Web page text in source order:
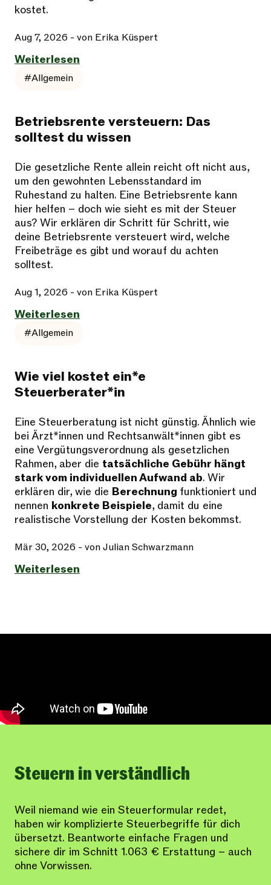
kostet.
Aug 7, 2026 - von Erika Küspert
Weiterlesen
#Allgemein
Betriebsrente versteuern: Das
solltest du wissen
Die gesetzliche Rente allein reicht oft nicht aus,
um den gewohnten Lebensstandard im
Ruhestand zu halten. Eine Betriebsrente kann
hier helfen – doch wie sieht es mit der Steuer
aus? Wir erklären dir Schritt für Schritt, wie
deine Betriebsrente versteuert wird, welche
Freibeträge es gibt und worauf du achten
solltest.
Aug 1, 2026 - von Erika Küspert
Weiterlesen
#Allgemein
Wie viel kostet ein*e
Steuerberater*in
Eine Steuerberatung ist nicht günstig. Ähnlich wie
bei Ärzt*innen und Rechtsanwält*innen gibt es
eine Vergütungsverordnung als gesetzlichen
Rahmen, aber die tatsächliche Gebühr hängt
stark vom individuellen Aufwand ab. Wir
erklären dir, wie die Berechnung funktioniert und
nennen konkrete Beispiele, damit du eine
realistische Vorstellung der Kosten bekommst.
Mär 30, 2026 - von Julian Schwarzmann
Weiterlesen
Steuern in verständlich
Weil niemand wie ein Steuerformular redet,
haben wir komplizierte Steuerbegriffe für dich
übersetzt. Beantworte einfache Fragen und
sichere dir im Schnitt 1.063 € Erstattung – auch
ohne Vorwissen.